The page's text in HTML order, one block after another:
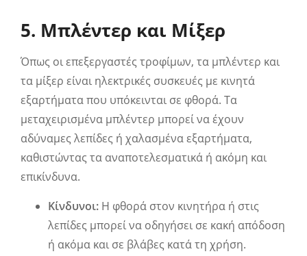
5. Μπλέντερ και Μίξερ
Όπως οι επεξεργαστές τροφίμων, τα μπλέντερ και
τα μίξερ είναι ηλεκτρικές συσκευές με κινητά
εξαρτήματα που υπόκεινται σε φθορά. Τα
μεταχειρισμένα μπλέντερ μπορεί να έχουν
αδύναμες λεπίδες ή χαλασμένα εξαρτήματα,
καθιστώντας τα αναποτελεσματικά ή ακόμη και
επικίνδυνα.
Κίνδυνοι: Η φθορά στον κινητήρα ή στις
λεπίδες μπορεί να οδηγήσει σε κακή απόδοση
ή ακόμα και σε βλάβες κατά τη χρήση.